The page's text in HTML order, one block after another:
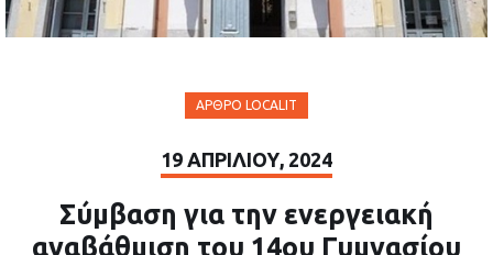
ΆΡΘΡΟ LOCALIT
19 ΑΠΡΙΛΊΟΥ, 2024
Σύμβαση για την ενεργειακή
αναβάθμιση του 14ου Γυμνασίου